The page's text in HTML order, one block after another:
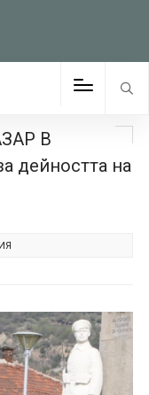
В
дейността на